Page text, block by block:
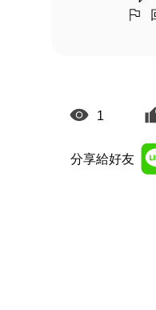
1
分享給好友